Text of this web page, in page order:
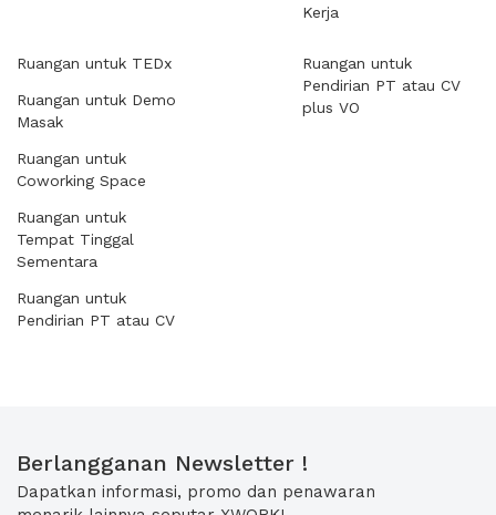
Kerja
Ruangan untuk TEDx
Ruangan untuk Demo
Masak
Ruangan untuk
Coworking Space
Ruangan untuk
Tempat Tinggal
Sementara
Ruangan untuk
Pendirian PT atau CV
Ruangan untuk
Pendirian PT atau CV
plus VO
Berlangganan Newsletter !
Dapatkan informasi, promo dan penawaran